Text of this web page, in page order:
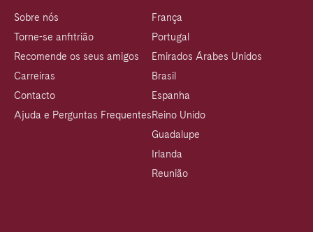
Sobre nós
Torne-se anfitrião
Recomende os seus amigos
Carreiras
Contacto
Ajuda e Perguntas Frequentes
França
Portugal
Emirados Árabes Unidos
Brasil
Espanha
Reino Unido
Guadalupe
Irlanda
Reunião